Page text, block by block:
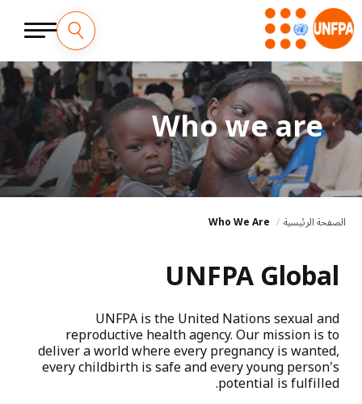
Who we are
الصفحة الرئيسية Who We Are
UNFPA Global
UNFPA is the United Nations sexual and
reproductive health agency. Our mission is to
deliver a world where every pregnancy is wanted,
every childbirth is safe and every young person's
potential is fulfilled.